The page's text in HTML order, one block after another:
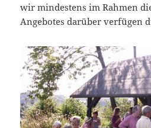
wir mindestens im Rahmen
Angebotes darüber verfügen